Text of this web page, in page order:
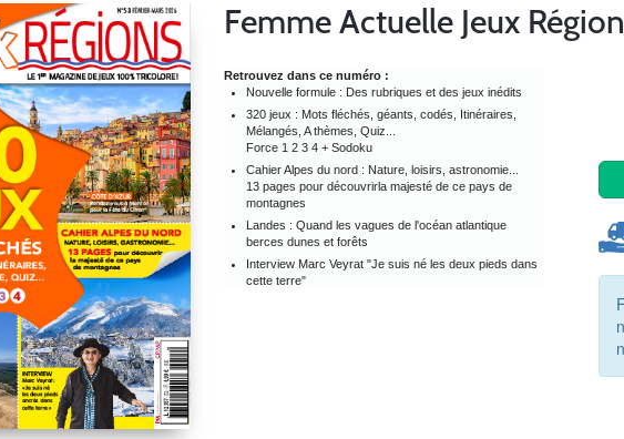
Femme Actuelle Jeux
Retrouvez dans ce numéro :
Nouvelle formule : Des rubriques et des jeux inédits
320 jeux : Mots fléchés, géants, codés, Itinéraires,
Mélangés, A thèmes, Quiz...
Force 1 2 3 4 + Sodoku
Cahier Alpes du nord : Nature, loisirs, astronomie...
13 pages pour découvrirla majesté de ce pays de
montagnes
Landes : Quand les vagues de l'océan atlantique
berces dunes et forêts
Interview Marc Veyrat "Je suis né les deux pieds dans
cette terre"